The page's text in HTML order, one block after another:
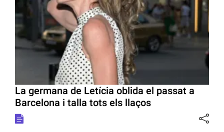
La germana de Letícia oblida el passat a
Barcelona i talla tots els llaços